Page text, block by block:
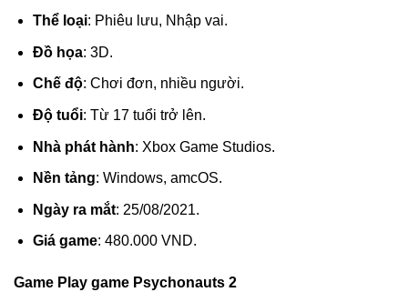
Thể loại: Phiêu lưu, Nhập vai.
Đồ họa: 3D.
Chế độ: Chơi đơn, nhiều người.
Độ tuổi: Từ 17 tuổi trở lên.
Nhà phát hành: Xbox Game Studios.
Nền tảng: Windows, amcOS.
Ngày ra mắt: 25/08/2021.
Giá game: 480.000 VND.
Game Play game Psychonauts 2